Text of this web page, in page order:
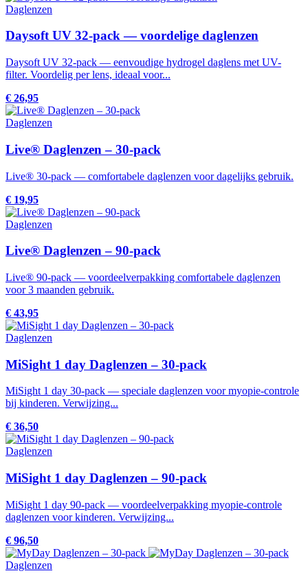
Daglenzen
Daysoft UV 32-pack — voordelige daglenzen
Daysoft UV 32-pack — eenvoudige hydrogel daglens met UV-
filter. Voordelig per lens, ideaal voor...
€ 26,95
Daglenzen
Live® Daglenzen – 30-pack
Live® 30-pack — comfortabele daglenzen voor dagelijks gebruik.
€ 19,95
Daglenzen
Live® Daglenzen – 90-pack
Live® 90-pack — voordeelverpakking comfortabele daglenzen
voor 3 maanden gebruik.
€ 43,95
Daglenzen
MiSight 1 day Daglenzen – 30-pack
MiSight 1 day 30-pack — speciale daglenzen voor myopie-controle
bij kinderen. Verwijzing...
€ 36,50
Daglenzen
MiSight 1 day Daglenzen – 90-pack
MiSight 1 day 90-pack — voordeelverpakking myopie-controle
daglenzen voor kinderen. Verwijzing...
€ 96,50
Daglenzen